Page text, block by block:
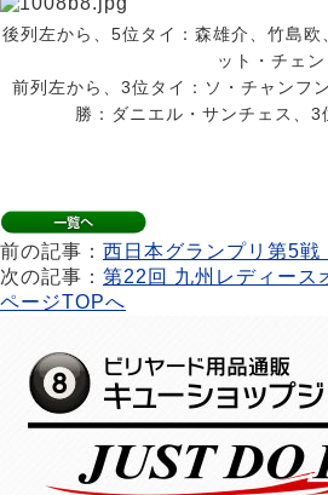
後列左から、5位タイ：森雄介、竹島欧
ット・チェン
前列左から、3位タイ：ソ・チャンフ
勝：ダニエル・サンチェス、3
前の記事： 西日本グランプリ第5戦
次の記事： 第22回 九州レディース
ページTOPへ